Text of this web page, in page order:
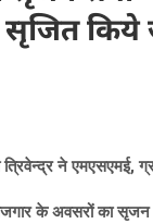
किये
ने एमएसएमई,
के अवसरों का